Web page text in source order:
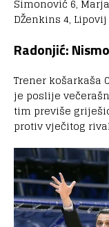
Simonović 6,
DŽenkins 4,
Radonjić:
Trener košarkaša
je poslije
tim previše
protiv vječitog